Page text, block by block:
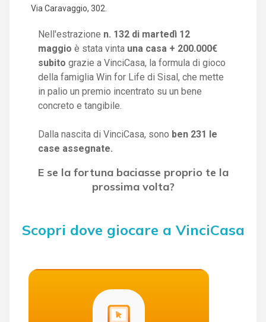
Via Caravaggio, 302.
Nell'estrazione n. 132 di martedì 12
maggio è stata vinta una casa + 200.000€
subito grazie a VinciCasa, la formula di gioco
della famiglia Win for Life di Sisal, che mette
in palio un premio incentrato su un bene
concreto e tangibile.
Dalla nascita di VinciCasa, sono ben 231 le
case assegnate.
E se la fortuna baciasse proprio te la
prossima volta?
Scopri dove giocare a VinciCasa